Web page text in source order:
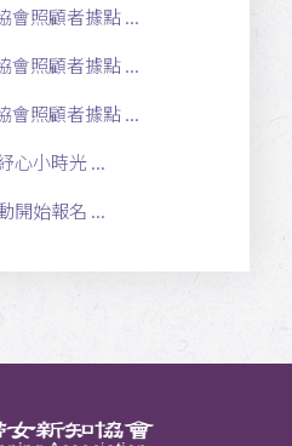
會照顧者據點 ...
會照顧者據點 ...
會照顧者據點 ...
心小時光 ...
開始報名 ...